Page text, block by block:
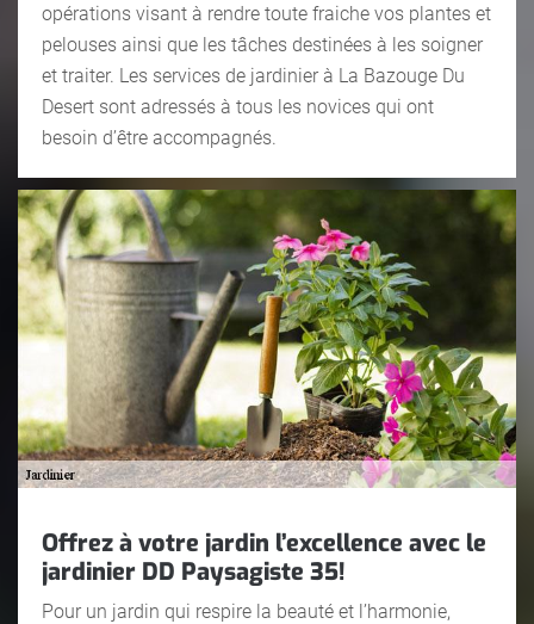
opérations visant à rendre toute fraiche vos plantes et
pelouses ainsi que les tâches destinées à les soigner
et traiter. Les services de jardinier à La Bazouge Du
Desert sont adressés à tous les novices qui ont
besoin d’être accompagnés.
Offrez à votre jardin l’excellence avec le
jardinier DD Paysagiste 35!
Pour un jardin qui respire la beauté et l’harmonie,